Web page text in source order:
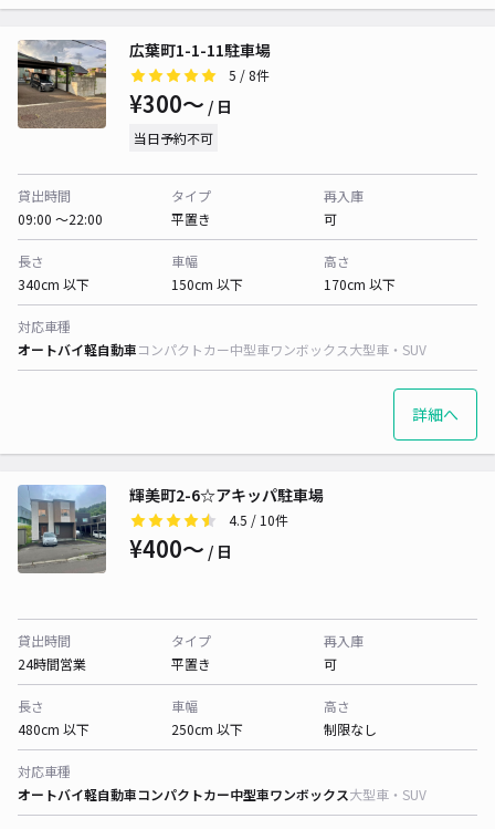
広葉町1-1-11駐車場
5 / 8件
¥300〜 / 日
当日予約不可
貸出時間
09:00 〜22:00
タイプ
平置き
再入庫
可
長さ
340cm 以下
車幅
150cm 以下
高さ
170cm 以下
対応車種
オートバイ軽自動車コンパクトカー中型車ワンボックス大型車・SUV
詳細へ
輝美町2-6☆アキッパ駐車場
4.5 / 10件
¥400〜 / 日
貸出時間
24時間営業
タイプ
平置き
再入庫
可
長さ
480cm 以下
車幅
250cm 以下
高さ
制限なし
対応車種
オートバイ軽自動車コンパクトカー中型車ワンボックス大型車・SUV